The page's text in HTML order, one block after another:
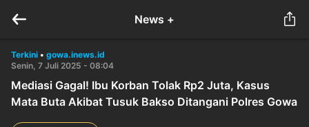
News +
Terkini • gowa.inews.id
Senin, 7 Juli 2025 - 08:04
Mediasi Gagal! Ibu Korban Tolak Rp2 Juta, Kasus
Mata Buta Akibat Tusuk Bakso Ditangani Polres Gowa